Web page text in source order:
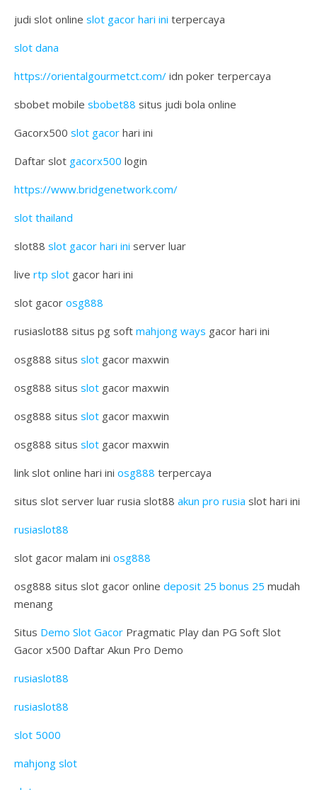
judi slot online slot gacor hari ini terpercaya
slot dana
https://orientalgourmetct.com/ idn poker terpercaya
sbobet mobile sbobet88 situs judi bola online
Gacorx500 slot gacor hari ini
Daftar slot gacorx500 login
https://www.bridgenetwork.com/
slot thailand
slot88 slot gacor hari ini server luar
live rtp slot gacor hari ini
slot gacor osg888
rusiaslot88 situs pg soft mahjong ways gacor hari ini
osg888 situs slot gacor maxwin
osg888 situs slot gacor maxwin
osg888 situs slot gacor maxwin
osg888 situs slot gacor maxwin
link slot online hari ini osg888 terpercaya
situs slot server luar rusia slot88 akun pro rusia slot hari ini
rusiaslot88
slot gacor malam ini osg888
osg888 situs slot gacor online deposit 25 bonus 25 mudah
menang
Situs Demo Slot Gacor Pragmatic Play dan PG Soft Slot
Gacor x500 Daftar Akun Pro Demo
rusiaslot88
rusiaslot88
slot 5000
mahjong slot